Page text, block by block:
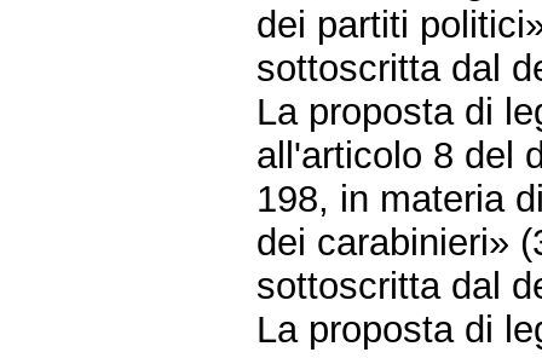
dei partiti
sottoscritta dal
La proposta di
all'articolo 8 del
198, in materia
dei carabinieri»
sottoscritta dal
La proposta di